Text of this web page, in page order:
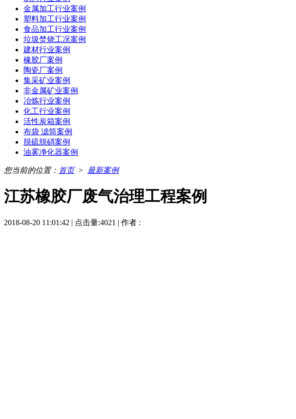
金属加工行业案例
塑料加工行业案例
食品加工行业案例
垃圾焚烧工况案例
建材行业案例
橡胶厂案例
陶瓷厂案例
集采矿业案例
非金属矿业案例
冶炼行业案例
化工行业案例
活性炭箱案例
布袋 滤筒案例
脱硫脱硝案例
油雾净化器案例
您当前的位置： 首页> 最新案例
江苏橡胶厂废气治理工程案例
2018-08-20 11:01:42 | 点击量:4021 | 作者 :